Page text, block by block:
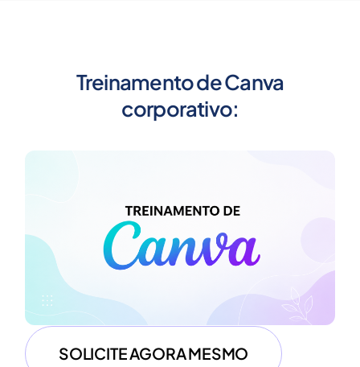
Treinamento de Canva
corporativo:
SOLICITE AGORA MESMO